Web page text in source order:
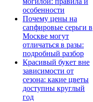
особенности
Почему цены на
сапфировые серьги в
Москве могут
отличаться в разы:
подробный разбор
Красивый букет вне
зависимости от
сезона: какие цветы
доступны круглый
год